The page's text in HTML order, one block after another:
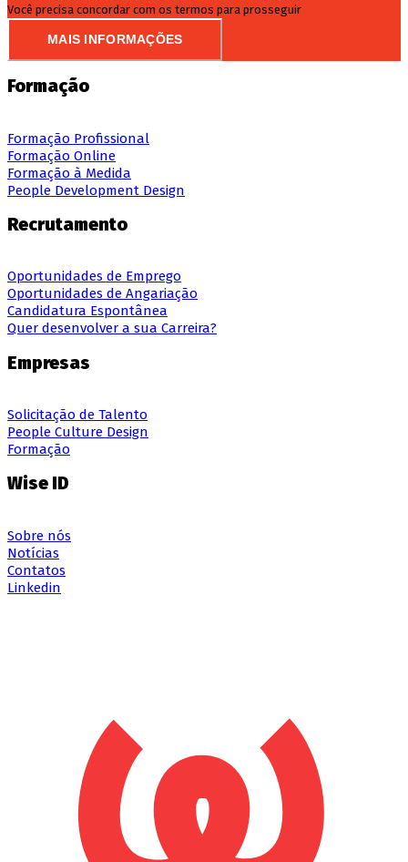
Você precisa concordar com os termos para prosseguir
MAIS INFORMAÇÕES
Formação
Formação Profissional
Formação Online
Formação à Medida
People Development Design
Recrutamento
Oportunidades de Emprego
Oportunidades de Angariação
Candidatura Espontânea
Quer desenvolver a sua Carreira?
Empresas
Solicitação de Talento
People Culture Design
Formação
Wise ID
Sobre nós
Notícias
Contatos
Linkedin